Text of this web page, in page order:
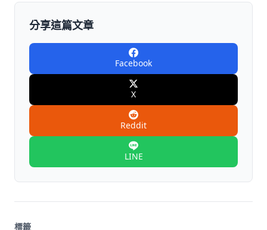
分享這篇文章
Facebook
X
Reddit
LINE
標籤